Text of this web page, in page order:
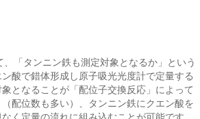
「タンニン鉄も測定対象となるか」という
酸で錯体形成し原子吸光光度計で定量する
となることが「配位子交換反応」によって
配位数も多い）、タンニン鉄にクエン酸を